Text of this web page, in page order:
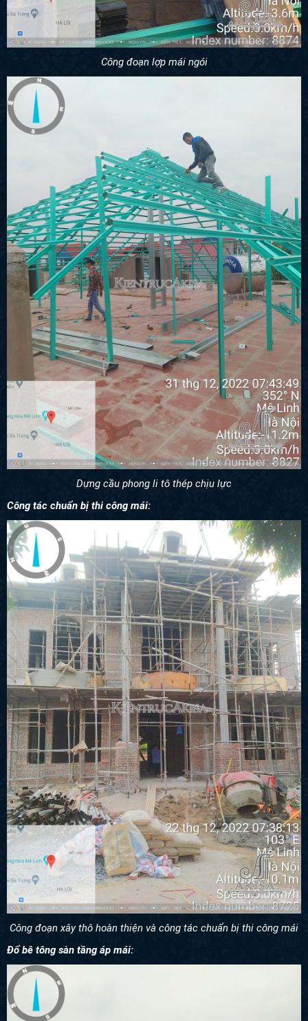
Công đoạn lợp mái ngói
Dựng cầu phong li tô thép chịu lực
Công tác chuẩn bị thi công mái:
Công đoạn xây thô hoàn thiện và công tác chuẩn bị thi công mái
Đổ bê tông sàn tầng áp mái: